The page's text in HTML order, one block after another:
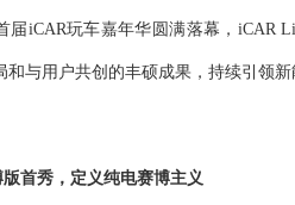
届iCAR玩车嘉年华圆满落幕，iCAR
和与用户共创的丰硕成果，持续引领新
版首秀，定义纯电赛博主义